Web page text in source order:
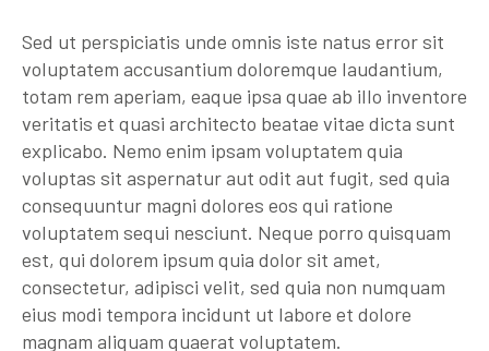
Sed ut perspiciatis unde omnis iste natus error sit
voluptatem accusantium doloremque laudantium,
totam rem aperiam, eaque ipsa quae ab illo inventore
veritatis et quasi architecto beatae vitae dicta sunt
explicabo. Nemo enim ipsam voluptatem quia
voluptas sit aspernatur aut odit aut fugit, sed quia
consequuntur magni dolores eos qui ratione
voluptatem sequi nesciunt. Neque porro quisquam
est, qui dolorem ipsum quia dolor sit amet,
consectetur, adipisci velit, sed quia non numquam
eius modi tempora incidunt ut labore et dolore
magnam aliquam quaerat voluptatem.